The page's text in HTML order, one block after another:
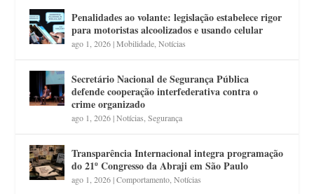
Penalidades ao volante: legislação estabelece rigor
para motoristas alcoolizados e usando celular
ago 1, 2026|Mobilidade ,Notícias
Secretário Nacional de Segurança Pública
defende cooperação interfederativa contra o
crime organizado
ago 1, 2026|Notícias ,Segurança
Transparência Internacional integra programação
do 21º Congresso da Abraji em São Paulo
ago 1, 2026|Comportamento ,Notícias